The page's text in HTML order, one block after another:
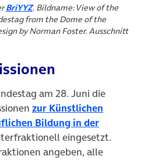
Tab)
BriYYZ(öffnet in neuem Tab)
. Bildname: View of the
from the Dome of the
by Norman Foster. Ausschnitt
am 28. Juni die
zur Künstlichen
Tab)Bildung in der
in neuem Tab)
eingesetzt.
angeben, alle